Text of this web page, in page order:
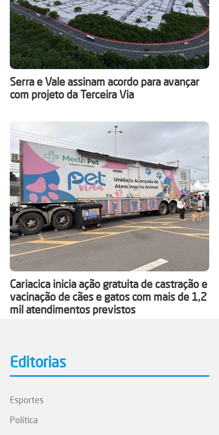
Serra e Vale assinam acordo para avançar
com projeto da Terceira Via
Cariacica inicia ação gratuita de castração e
vacinação de cães e gatos com mais de 1,2
mil atendimentos previstos
Editorias
Esportes
Política